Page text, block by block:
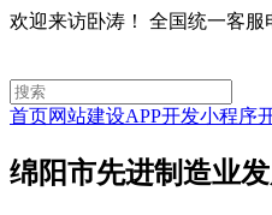
欢迎来访卧涛！ 全国统一客服
首页网站建设APP开发小程序
绵阳市先进制造业